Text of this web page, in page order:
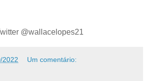
@wallacelopes21
2022 Um comentário: